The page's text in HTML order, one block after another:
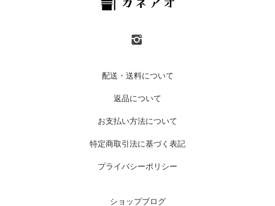
配送・送料について
返品について
お支払い方法について
特定商取引法に基づく表記
プライバシーポリシー
ショップブログ